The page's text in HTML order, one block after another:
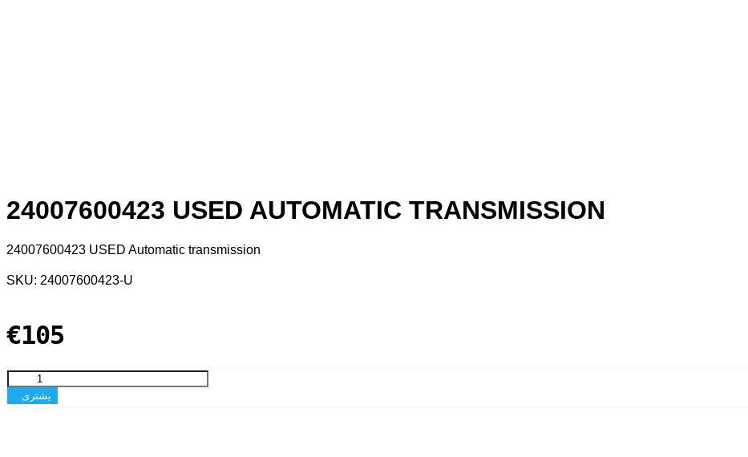
24007600423 USED AUTOMATIC TRANSMISSION
24007600423 USED Automatic transmission
SKU: 24007600423-U
€105
يشترى